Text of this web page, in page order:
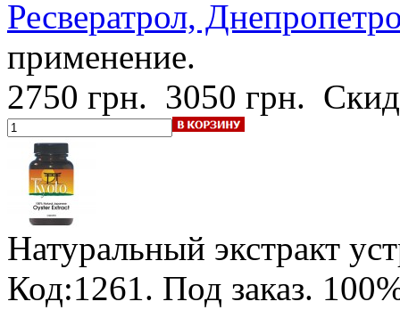
Ресвератрол,
применение.
2750 грн. 3050 грн.
Натуральный экстракт
Код:1261. Под заказ.